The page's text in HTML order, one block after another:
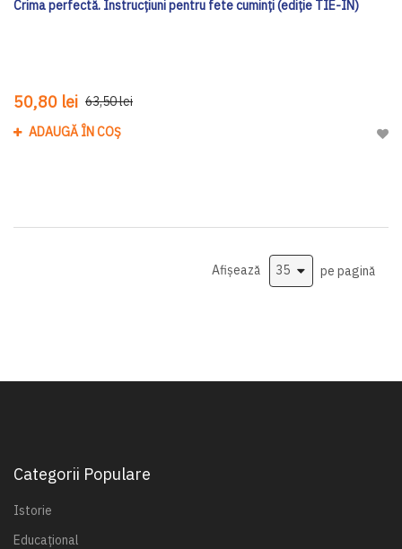
Crima perfectă. Instrucțiuni pentru fete cuminți (ediție TIE-IN)
50,80 lei 63,50 lei
ADAUGĂ ÎN COȘ
Afișează pe pagină
Categorii Populare
Istorie
Educațional